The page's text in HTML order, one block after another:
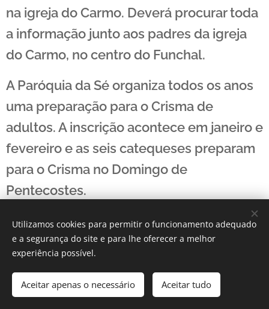
na igreja do Carmo. Deverá procurar toda
a informação junto aos padres da igreja
do Carmo, no centro do Funchal.
A Paróquia da Sé organiza todos os anos
uma preparação para o Crisma de
adultos. A inscrição acontece em janeiro e
fevereiro e as seis catequeses preparam
para o Crisma no Domingo de
Pentecostes.
Tel.: 291 228 155
Utilizamos cookies para permitir o funcionamento adequado
e a segurança do site e para lhe oferecer a melhor
experiência possível.
Aceitar apenas o necessário Aceitar tudo